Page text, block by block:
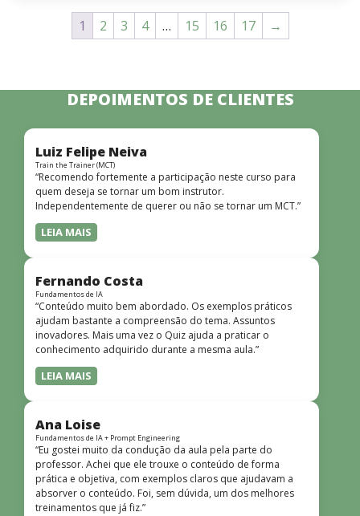
1 2 3 4 … 15 16 17 →
DEPOIMENTOS DE CLIENTES
Luiz Felipe Neiva
Train the Trainer (MCT)
“Recomendo fortemente a participação neste curso para
quem deseja se tornar um bom instrutor.
Independentemente de querer ou não se tornar um MCT.”
LEIA MAIS
Fernando Costa
Fundamentos de IA
“Conteúdo muito bem abordado. Os exemplos práticos
ajudam bastante a compreensão do tema. Assuntos
inovadores. Mais uma vez o Quiz ajuda a praticar o
conhecimento adquirido durante a mesma aula.”
LEIA MAIS
Ana Loise
Fundamentos de IA + Prompt Engineering
“Eu gostei muito da condução da aula pela parte do
professor. Achei que ele trouxe o conteúdo de forma
prática e objetiva, com exemplos claros que ajudavam a
absorver o conteúdo. Foi, sem dúvida, um dos melhores
treinamentos que já fiz.”